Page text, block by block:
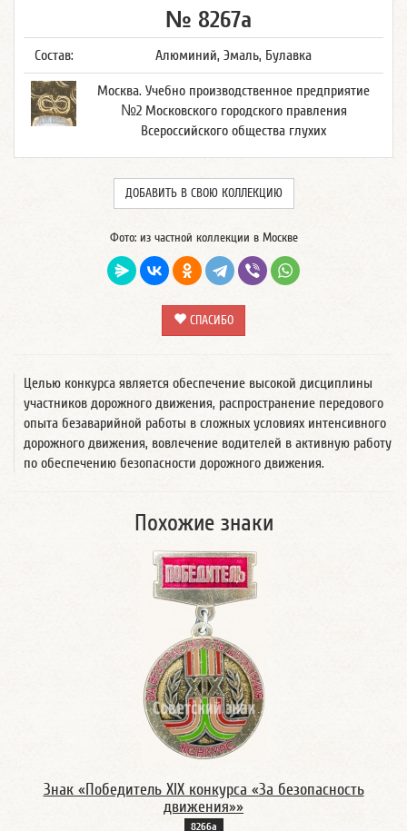
№ 8267а
Состав: Алюминий, Эмаль, Булавка
Москва. Учебно производственное предприятие
№2 Московского городского правления
Всероссийского общества глухих
ДОБАВИТЬ В СВОЮ КОЛЛЕКЦИЮ
Фото: из частной коллекции в Москве
СПАСИБО
Целью конкурса является обеспечение высокой дисциплины
участников дорожного движения, распространение передового
опыта безаварийной работы в сложных условиях интенсивного
дорожного движения, вовлечение водителей в активную работу
по обеспечению безопасности дорожного движения.
Похожие знаки
Знак «Победитель XIX конкурса «За безопасность
движения»»
8266а